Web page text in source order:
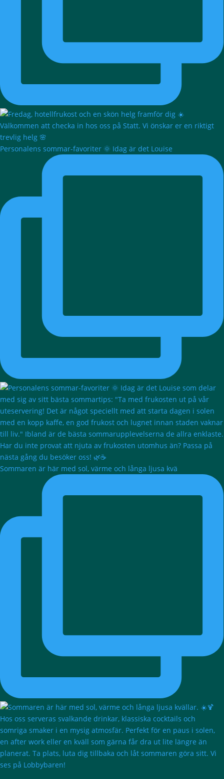
Personalens sommar-favoriter 🌞 Idag är det Louise
Sommaren är här med sol, värme och långa ljusa kvä